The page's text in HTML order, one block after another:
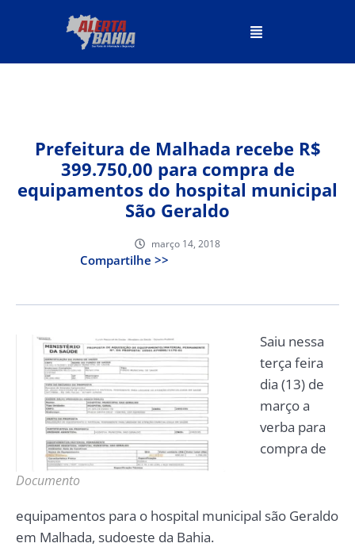
Prefeitura de Malhada recebe R$
399.750,00 para compra de
equipamentos do hospital municipal
São Geraldo
março 14, 2018
Compartilhe >>
Documento
Saiu nessa
terça feira
dia (13) de
março a
verba para
compra de
equipamentos para o hospital municipal são Geraldo
em Malhada, sudoeste da Bahia.